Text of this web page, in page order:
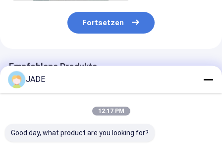
Fortsetzen
Empfohlene Produkte
JADE
12:17 PM
Good day, what product are you looking for?